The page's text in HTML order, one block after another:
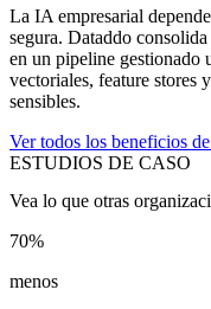
La IA empresarial
segura. Dataddo
en un pipeline gestionado
vectoriales, feature stores
sensibles.
Ver todos los beneficios
ESTUDIOS DE CASO
Vea lo que otras
70%
menos